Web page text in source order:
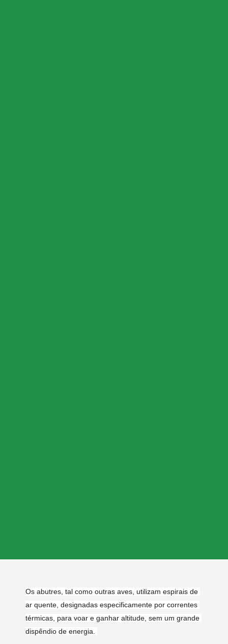
Os abutres, tal como outras aves, utilizam espirais de
ar quente, designadas especificamente por correntes
térmicas, para voar e ganhar altitude, sem um grande
dispêndio de energia.